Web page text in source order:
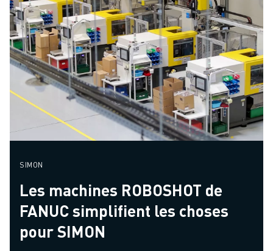
SIMON
Les machines ROBOSHOT de
FANUC simplifient les choses
pour SIMON